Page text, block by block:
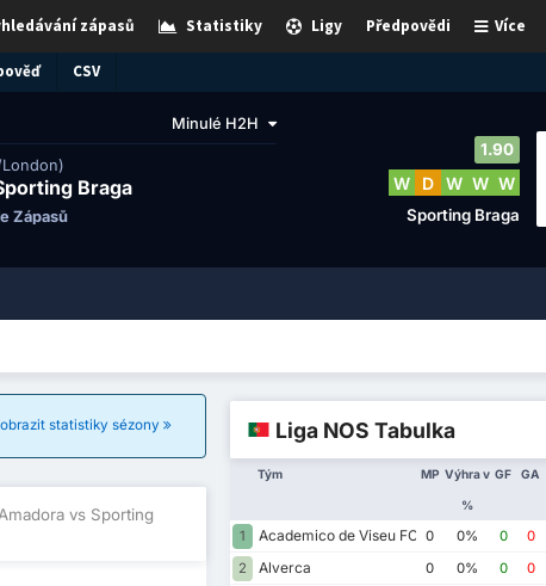
Více
Předpovědi
Ligy
Statistiky
zápasů
CSV
Minulé H2H
Braga
Zápasů
1.90
W D W W W
Sporting Braga
statistiky sézony
vs Sporting
Liga NOS Tabulka
Tým MP Výhra v
%
GF GA
1 Academico de Viseu FC 0 0% 0 0
2
Alverca 0 0% 0 0